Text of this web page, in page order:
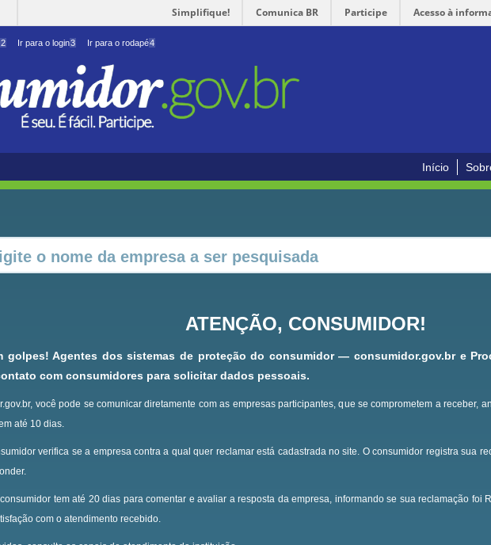
Simplifique! Comunica BR Participe Acesso à
2 Ir para o login3 Ir para o rodapé4
Início
ATENÇÃO, CONSUMIDOR!
golpes! Agentes dos sistemas de proteção do consumidor — consumidor.gov.br e
com consumidores para solicitar dados pessoais.
você pode se comunicar diretamente com as empresas participantes, que se comprometem a receber,
até 10 dias.
verifica se a empresa contra a qual quer reclamar está cadastrada no site. O consumidor registra sua
tem até 20 dias para comentar e avaliar a resposta da empresa, informando se sua reclamação foi
com o atendimento recebido.